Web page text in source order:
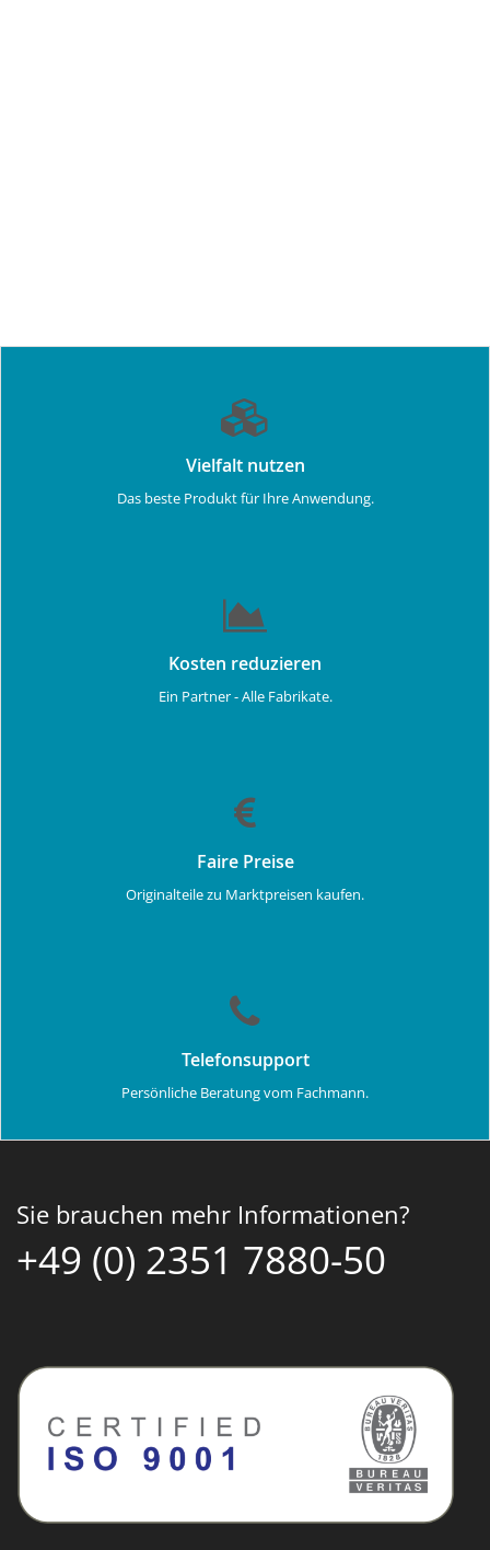
Vielfalt nutzen
Das beste Produkt für Ihre Anwendung.
Kosten reduzieren
Ein Partner - Alle Fabrikate.
Faire Preise
Originalteile zu Marktpreisen kaufen.
Telefonsupport
Persönliche Beratung vom Fachmann.
Sie brauchen mehr Informationen?
+49 (0) 2351 7880-50